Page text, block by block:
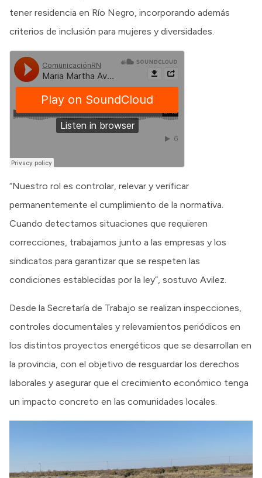
tener residencia en Río Negro, incorporando además
criterios de inclusión para mujeres y diversidades.
“Nuestro rol es controlar, relevar y verificar
permanentemente el cumplimiento de la normativa.
Cuando detectamos situaciones que requieren
correcciones, trabajamos junto a las empresas y los
sindicatos para garantizar que se respeten las
condiciones establecidas por la ley”, sostuvo Avilez.
Desde la Secretaría de Trabajo se realizan inspecciones,
controles documentales y relevamientos periódicos en
los distintos proyectos energéticos que se desarrollan en
la provincia, con el objetivo de resguardar los derechos
laborales y asegurar que el crecimiento económico tenga
un impacto concreto en las comunidades locales.